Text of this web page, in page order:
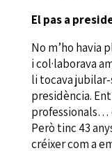
El pas a
No m’ho havia
i col·laborava
li tocava jubilar-
presidència.
professionals…
Però tinc 43
créixer com a